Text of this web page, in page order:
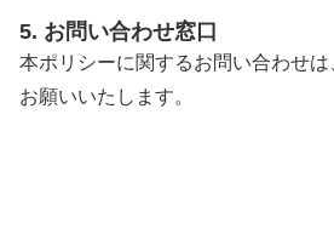
5. お問い合わせ窓口
本ポリシーに関するお問い合わせは
お願いいたします。